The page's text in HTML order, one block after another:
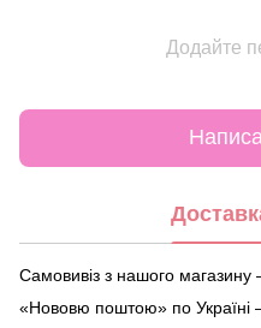
Додайте
Самовивіз з нашого магазину
«Нововю поштою» по Україні